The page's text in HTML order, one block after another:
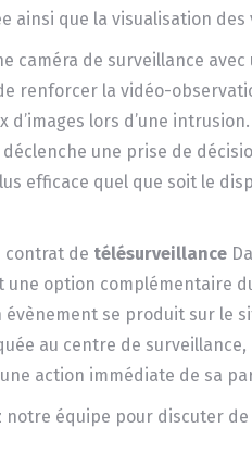
ainsi que la visualisation des
caméra de surveillance
renforcer la vidéo-
d’images lors d’une
déclenche une prise de
efficace quel que soit le
contrat de télésurveillance
une option complémentaire
évènement se produit sur le
au centre de
action immédiate de sa
notre équipe pour discuter